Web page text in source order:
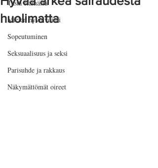
Tästä elämästä
Mielen hyvinvointi
Sopeutuminen
Seksuaalisuus ja seksi
Parisuhde ja rakkaus
Näkymättömät oireet
huolimatta